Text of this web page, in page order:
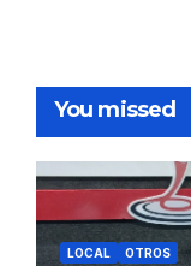
You missed
LOCAL OTROS